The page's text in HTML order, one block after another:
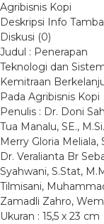
Agribisnis Kopi
Deskripsi Info
Diskusi (0)
Judul : Penerapan
Teknologi dan
Kemitraan
Pada Agribisnis Kopi
Penulis : Dr. Doni
Tua Manalu, SE.,
Merry Gloria Meliala,
Dr. Veralianta Br
Syahwani, S.Stat,
Tilmisani,
Zamadli Zahro,
Ukuran : 15,5 x 23 cm